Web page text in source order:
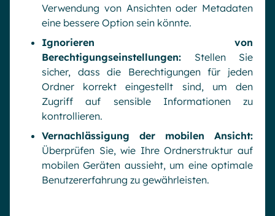
Verwendung von Ansichten oder Metadaten
eine bessere Option sein könnte.
Ignorieren von
Berechtigungseinstellungen: Stellen Sie
sicher, dass die Berechtigungen für jeden
Ordner korrekt eingestellt sind, um den
Zugriff auf sensible Informationen zu
kontrollieren.
Vernachlässigung der mobilen Ansicht:
Überprüfen Sie, wie Ihre Ordnerstruktur auf
mobilen Geräten aussieht, um eine optimale
Benutzererfahrung zu gewährleisten.